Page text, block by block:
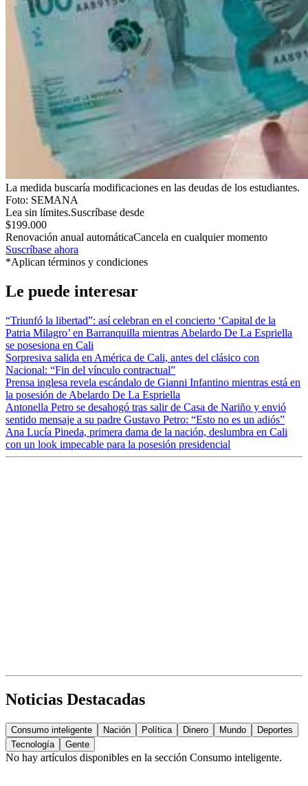
La medida buscaría modificaciones en las deudas de los estudiantes.
Foto: SEMANA
Lea sin límites.Suscríbase desde
$199.000
Renovación anual automáticaCancela en cualquier momento
Suscríbase ahora
*Aplican términos y condiciones
Le puede interesar
“Triunfó la libertad”: así celebran en el concierto ‘Capital de la
Patria Milagro’ en Barranquilla mientras Abelardo De La Espriella
se posesiona en Cali
Sorpresiva salida en América de Cali, antes del clásico con
Nacional: “Fin del vínculo contractual”
Prensa inglesa revela escándalo de Gianni Infantino mientras está en
la posesión de Abelardo De La Espriella
Antonella Petro se desahogó tras salir de Casa de Nariño y envió
sentido mensaje a su padre Gustavo Petro: “Esto no es un adiós”
Ana Lucía Pineda, primera dama de la nación, deslumbra en Cali
con un look impecable para la posesión presidencial
Noticias Destacadas
Consumo inteligente Nación Política Dinero Mundo
Deportes
Tecnología
Gente
No hay artículos disponibles en la sección Consumo inteligente.